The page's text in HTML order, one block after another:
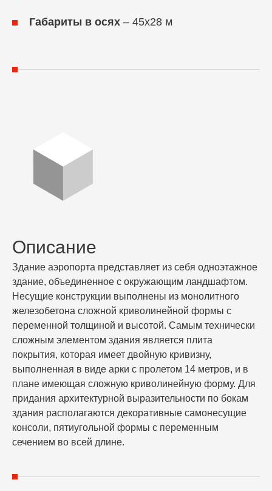
Габариты в осях – 45х28 м
Описание
Здание аэропорта представляет из себя одноэтажное
здание, объединенное с окружающим ландшафтом.
Несущие конструкции выполнены из монолитного
железобетона сложной криволинейной формы с
переменной толщиной и высотой. Самым технически
сложным элементом здания является плита
покрытия, которая имеет двойную кривизну,
выполненная в виде арки с пролетом 14 метров, и в
плане имеющая сложную криволинейную форму. Для
придания архитектурной выразительности по бокам
здания располагаются декоративные самонесущие
консоли, пятиугольной формы с переменным
сечением во всей длине.